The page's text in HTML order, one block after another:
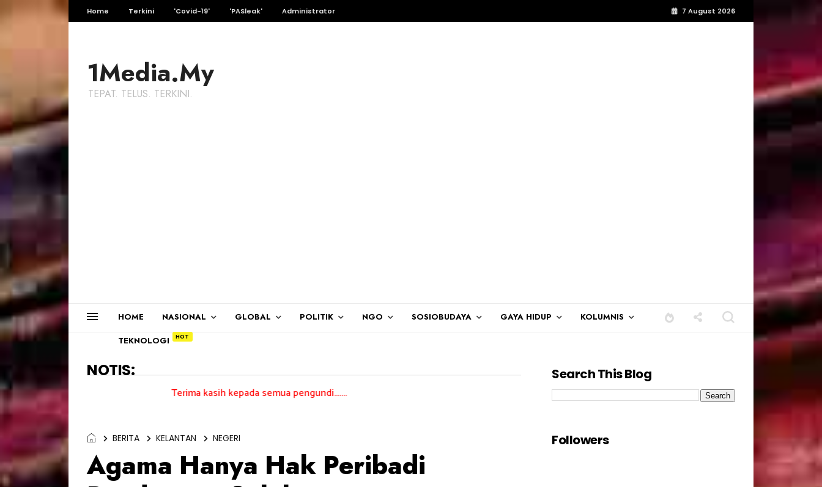
Home Terkini 'Covid-19' 'PASleak' Administrator 7 August 2026
1Media.My
TEPAT. TELUS. TERKINI.
HOME NASIONAL GLOBAL POLITIK NGO SOSIOBUDAYA GAYA HIDUP KOLUMNIS
TEKNOLOGI
NOTIS:
Terima kasih kepada semua pengundi.......
BERITA KELANTAN NEGERI
Agama Hanya Hak Peribadi
Search This Blog
Followers